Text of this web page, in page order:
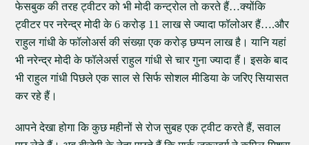
फेसबुक की तरह ट्वीटर को भी मोदी कन्ट्रोल तो करते हैं…क्योंकि
ट्वीटर पर नरेन्द्र मोदी के 6 करोड़ 11 लाख से ज्यादा फॉलोअर हैं….और
राहुल गांधी के फॉलोअर्स की संख्य़ा एक करोड़ छप्पन लाख है। यानि यहां
भी नरेन्द्र मोदी के फॉलेअर्स राहुल गांधी से चार गुना ज्यादा हैं। इसके बाद
भी राहुल गांधी पिछले एक साल से सिर्फ सोशल मीडिया के जरिए सियासत
कर रहे हैं।
आपने देखा होगा कि कुछ महीनों से रोज सुबह एक ट्वीट करते हैं, सवाल